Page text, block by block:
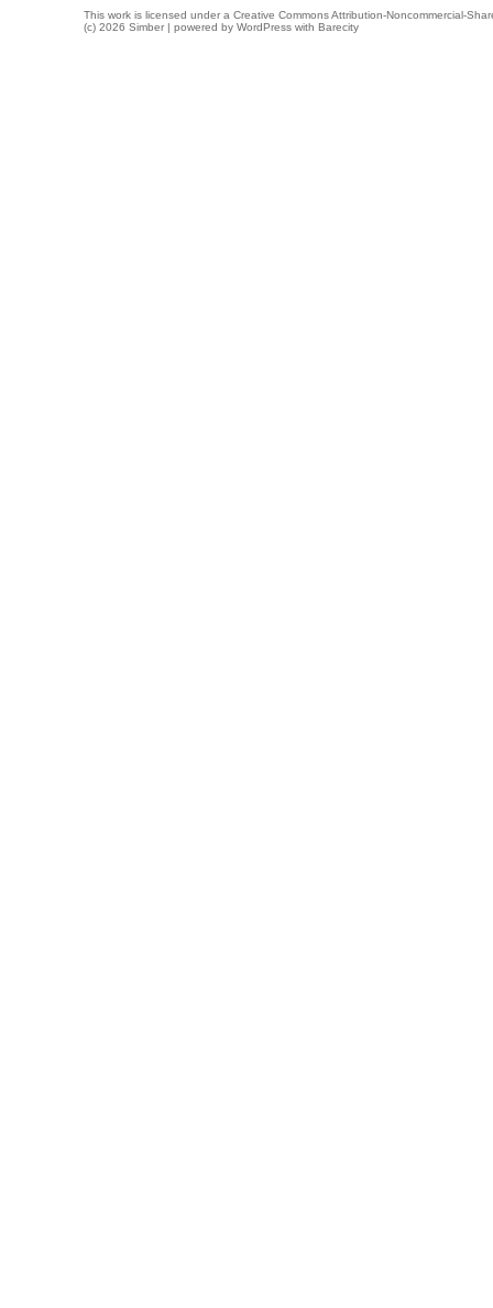
This work is licensed under a Creative Commons Attribution-Noncommercial-
(c) 2026 Simber | powered by WordPress with Barecity